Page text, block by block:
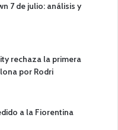
7 de julio: análisis y
rechaza la primera
por Rodri
a la Fiorentina